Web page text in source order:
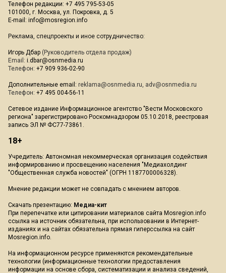
Телефон редакции: +7 495 795-53-05
101000, г. Москва, ул. Покровка, д. 5
E-mail: info@mosregion.info
Реклама, спецпроекты и иное сотрудничество:
Игорь Дбар (Руководитель отдела продаж)
Email: i.dbar@osnmedia.ru
Телефон: +7 909 936-02-90
Дополнительные email: reklama@osnmedia.ru, adv@osnmedia.ru
Телефон: +7 495 004-56-11
Сетевое издание Информационное агентство "Вести Московского
региона" зарегистрировано Роскомнадзором 05.10.2018, реестровая
запись ЭЛ № ФС77-73861.
18+
Учредитель: Автономная некоммерческая организация содействия
информированию и просвещению населения "Медиахолдинг
"Общественная служба новостей" (ОГРН 1187700006328).
Мнение редакции может не совпадать с мнением авторов.
Скачать презентацию: Медиа-кит
При перепечатке или цитировании материалов сайта Mosregion.info
ссылка на источник обязательна, при использовании в Интернет-
изданиях и на сайтах обязательна прямая гиперссылка на сайт
Mosregion.info.
На информационном ресурсе применяются рекомендательные
технологии (информационные технологии предоставления
информации на основе сбора, систематизации и анализа сведений,